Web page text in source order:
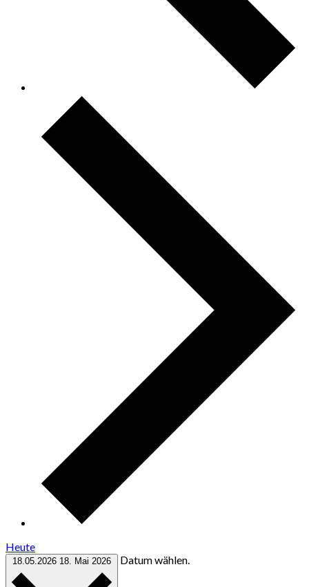
Heute
18.05.2026 18. Mai 2026 Datum wählen.